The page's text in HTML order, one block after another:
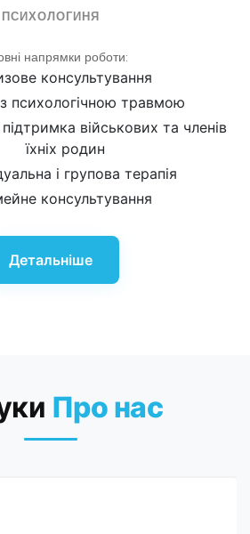
ПСИХОЛОГИНЯ
напрямки роботи:
консультування
психологічною травмою
військових та членів
їхніх родин
і групова терапія
консультування
Детальніше
Про нас